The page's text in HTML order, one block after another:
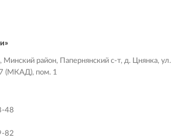
Минский район, Папернянский с-т, д. Цнянка, ул.
(МКАД), пом. 1
48
82